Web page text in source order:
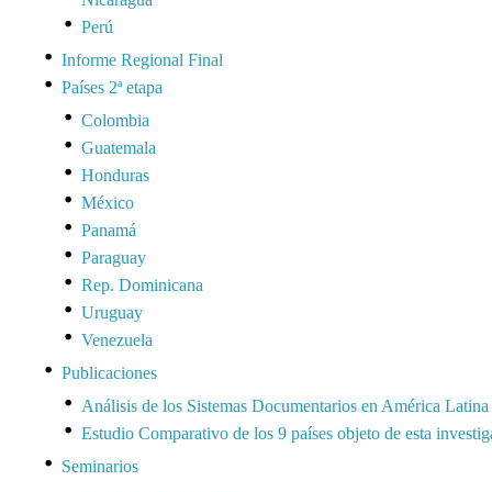
Perú
Informe Regional Final
Países 2ª etapa
Colombia
Guatemala
Honduras
México
Panamá
Paraguay
Rep. Dominicana
Uruguay
Venezuela
Publicaciones
Análisis de los Sistemas Documentarios en América Latina
Estudio Comparativo de los 9 países objeto de esta
Seminarios